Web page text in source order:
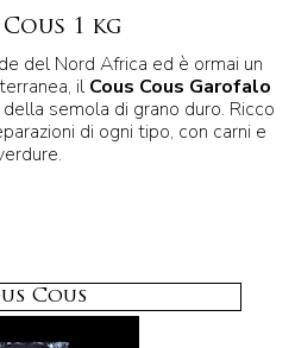
1 kg
del Nord Africa ed è ormai un
il Cous Cous Garofalo
semola di grano duro. Ricco
di ogni tipo, con carni e
Cous